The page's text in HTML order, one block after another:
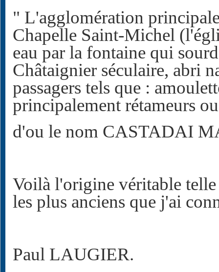
" L'agglomération
Chapelle Saint-Michel
eau par la fontaine qui
Châtaignier séculaire, abri
passagers tels que :
principalement rétameurs
d'ou le nom CASTADAI
Voilà l'origine véritable
les plus anciens que j'ai
Paul LAUGIER.